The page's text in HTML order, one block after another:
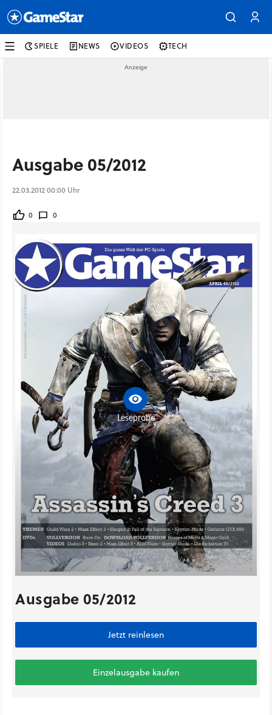
SPIELE NEWS VIDEOS TECH
Ausgabe 05/2012
22.03.2012 00:00 Uhr
0 0
Leseprobe
Ausgabe 05/2012
Jetzt reinlesen
Einzelausgabe kaufen